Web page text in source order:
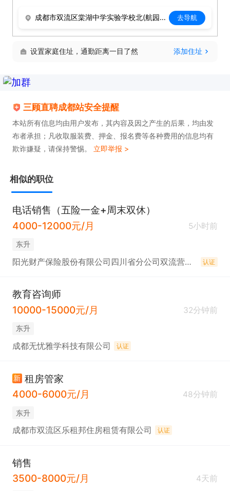
成都市双流区棠湖中学实验学校北(航园路北) 去导航
设置家庭住址，通勤距离一目了然 添加住址
三顾直聘成都站安全提醒
本站所有信息均由用户发布，其内容及因之产生的后果，均由发
布者承担；凡收取服装费、押金、报名费等各种费用的信息均有
欺诈嫌疑，请保持警惕。 立即举报 >
相似的职位
电话销售（五险一金+周末双休）
4000-12000元/月
5小时前
东升
阳光财产保险股份有限公司四川省分公司双流营销服务部 认证
教育咨询师
10000-15000元/月
32分钟前
东升
成都无忧雅学科技有限公司 认证
新 租房管家
4000-6000元/月
48分钟前
东升
成都市双流区乐租邦住房租赁有限公司 认证
销售
3500-8000元/月
4天前